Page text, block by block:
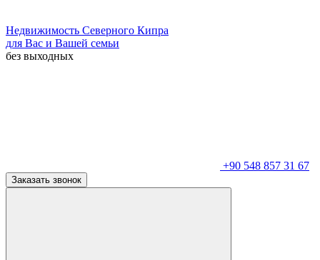
Недвижимость Северного Кипра
для Вас и Вашей семьи
без выходных
+90 548 857 31 67
Заказать звонок